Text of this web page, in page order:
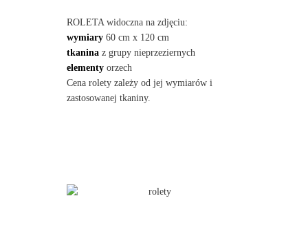
ROLETA widoczna na zdjęciu:
wymiary60 cm x 120 cm
tkaninaz grupy nieprzeziernych
elementyorzech
Cena rolety zależy od jej wymiarów i
zastosowanej tkaniny.